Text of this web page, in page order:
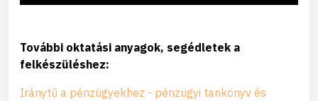
További oktatási anyagok, segédletek a
felkészüléshez:
Iránytű a pénzügyekhez - pénzügyi tankönyv és